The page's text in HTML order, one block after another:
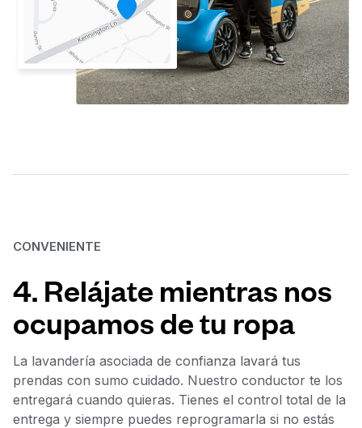
CONVENIENTE
4. Relájate mientras nos
ocupamos de tu ropa
La lavandería asociada de confianza lavará tus
prendas con sumo cuidado. Nuestro conductor te los
entregará cuando quieras. Tienes el control total de la
entrega y siempre puedes reprogramarla si no estás